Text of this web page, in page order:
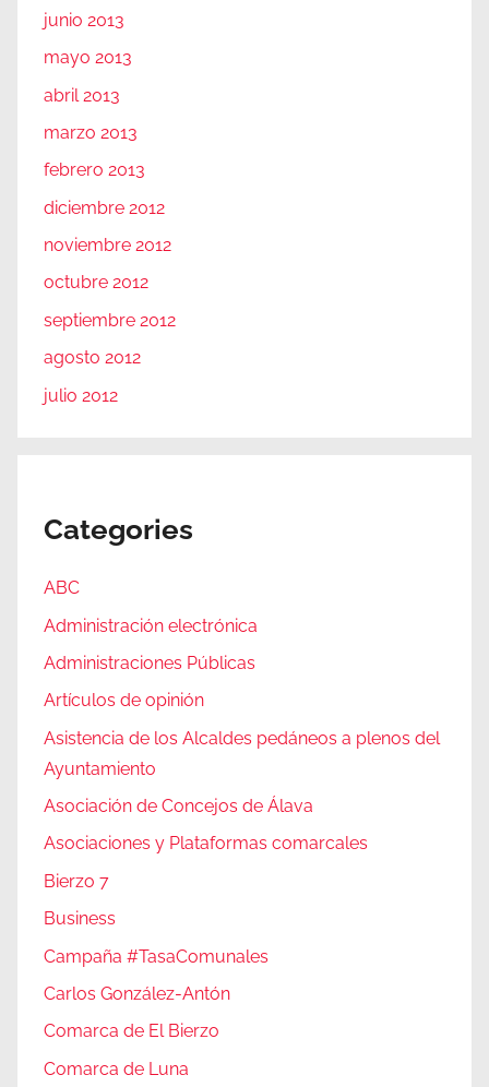
junio 2013
mayo 2013
abril 2013
marzo 2013
febrero 2013
diciembre 2012
noviembre 2012
octubre 2012
septiembre 2012
agosto 2012
julio 2012
Categories
ABC
Administración electrónica
Administraciones Públicas
Artículos de opinión
Asistencia de los Alcaldes pedáneos a plenos del
Ayuntamiento
Asociación de Concejos de Álava
Asociaciones y Plataformas comarcales
Bierzo 7
Business
Campaña #TasaComunales
Carlos González-Antón
Comarca de El Bierzo
Comarca de Luna